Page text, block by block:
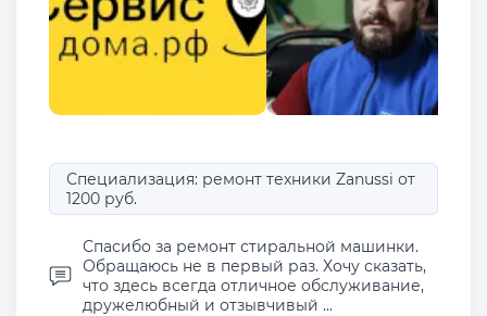
Специализация: ремонт техники Zanussi от
1200 руб.
Спасибо за ремонт стиральной машинки.
Обращаюсь не в первый раз. Хочу сказать,
что здесь всегда отличное обслуживание,
дружелюбный и отзывчивый ...